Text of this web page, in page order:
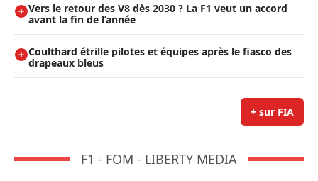
Vers le retour des V8 dès 2030 ? La F1 veut un accord
avant la fin de l’année
Coulthard étrille pilotes et équipes après le fiasco des
drapeaux bleus
+ sur FIA
F1 - FOM - LIBERTY MEDIA